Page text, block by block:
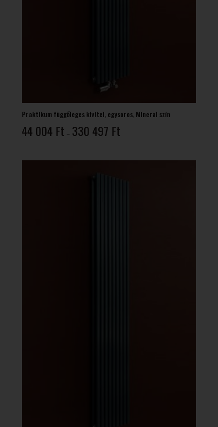
Praktikum függőleges kivitel, egysoros, Mineral szín
44 004 Ft – 330 497 Ft44
-